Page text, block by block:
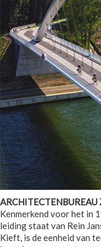
ARCHITECTENBUREAU
Kenmerkend voor het in
leiding staat van Rein
Kieft, is de eenheid van